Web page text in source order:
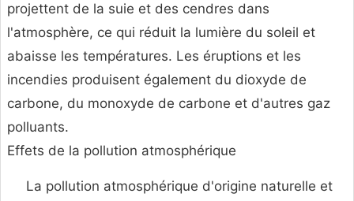
projettent de la suie et des cendres dans
l'atmosphère, ce qui réduit la lumière du soleil et
abaisse les températures. Les éruptions et les
incendies produisent également du dioxyde de
carbone, du monoxyde de carbone et d'autres gaz
polluants.
Effets de la pollution atmosphérique
La pollution atmosphérique d'origine naturelle et